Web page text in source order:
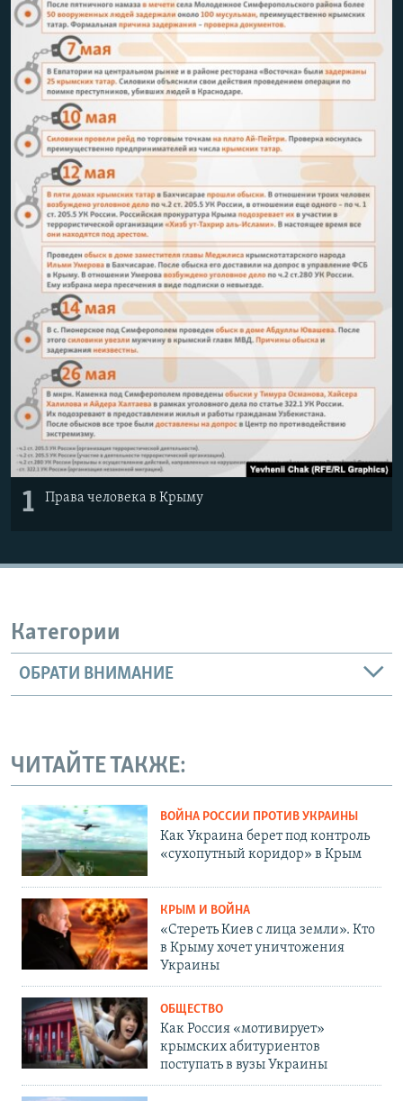
1 Права человека в Крыму
Категории
ОБРАТИ ВНИМАНИЕ
ЧИТАЙТЕ ТАКЖЕ:
ВОЙНА РОССИИ ПРОТИВ УКРАИНЫ
Как Украина берет под контроль
«сухопутный коридор» в Крым
КРЫМ И ВОЙНА
«Стереть Киев с лица земли». Кто
в Крыму хочет уничтожения
Украины
ОБЩЕСТВО
Как Россия «мотивирует»
крымских абитуриентов
поступать в вузы Украины